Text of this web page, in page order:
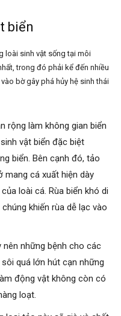
biển
loài sinh vật sống tại môi
trong đó phải kể đến nhiều
bờ gây phá hủy hệ sinh thái
rộng làm không gian biển
vật biển đặc biệt
biển. Bên cạnh đó, tảo
mang cá xuất hiện dày
loài cá. Rùa biển khó di
khiến rùa dễ lạc vào
những bệnh cho các
quá lớn hút cạn những
động vật không còn có
loạt.